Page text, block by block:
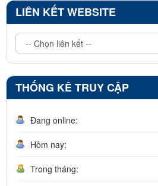
LIÊN KẾT WEBSITE
THỐNG KÊ TRUY CẬP
Đang online:
Hôm nay:
Trong tháng: